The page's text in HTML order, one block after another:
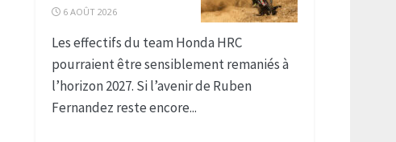
6 AOÛT 2026
Les effectifs du team Honda HRC
pourraient être sensiblement remaniés à
l’horizon 2027. Si l’avenir de Ruben
Fernandez reste encore...